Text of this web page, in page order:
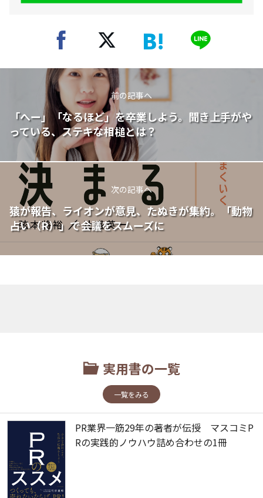
前の記事へ
「へー」「なるほど」を卒業しよう。聞き上手がや
っている、ステキな相槌とは？
次の記事へ
猿が報告、ライオンが意見、たぬきが集約。「動物
占い（R）」で会議をスムーズに
実用書の一覧
一覧をみる
PR業界一筋29年の著者が伝授 マスコミP
Rの実践的ノウハウ詰め合わせの1冊